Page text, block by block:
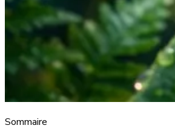
Sommaire